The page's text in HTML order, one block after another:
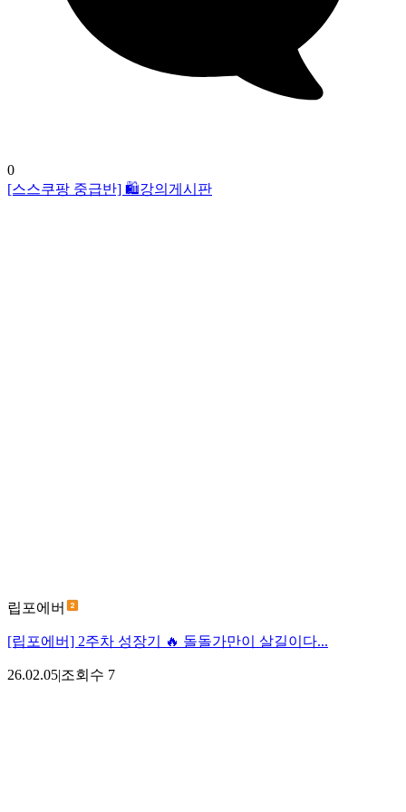
0
[스스쿠팡 중급반] 🛍️강의게시판
립포에버
[립포에버] 2주차 성장기 🔥 돌돌가만이 살길이다...
26.02.05|조회수 7